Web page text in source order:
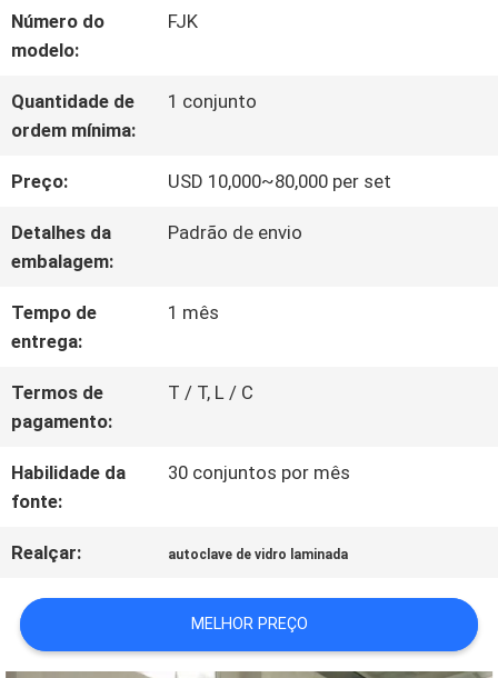
CONTACTE-
PEÇA
CITAÇÕES
MAPA
DO
POLÍTICA
DE
Número do
modelo:
FJK
Quantidade de
ordem mínima:
1 conjunto
Preço: USD 10,000~80,000 per set
Detalhes da
embalagem:
Padrão de envio
Tempo de
entrega:
1 mês
Termos de
pagamento:
T / T, L / C
Habilidade da
fonte:
30 conjuntos por mês
Realçar: autoclave de vidro laminada
MELHOR PREÇO